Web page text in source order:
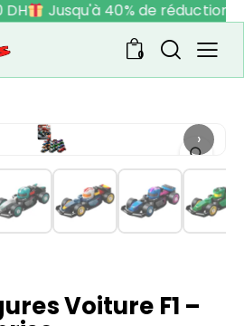
Jusqu'à 40% de réduction
0
›
Voiture F1 –